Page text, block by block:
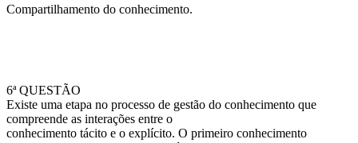
Compartilhamento do conhecimento.
6ª QUESTÃO
Existe uma etapa no processo de gestão do conhecimento que
compreende as interações entre o
conhecimento tácito e o explícito. O primeiro conhecimento